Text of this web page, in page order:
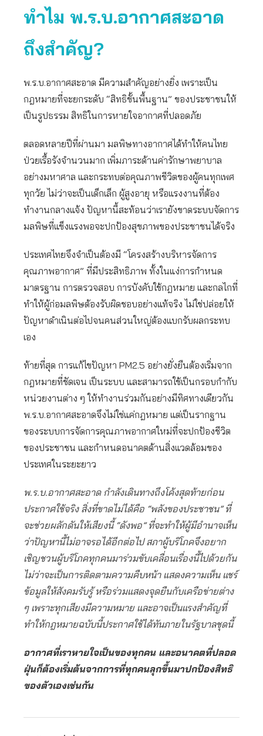
ทำไม พ.ร.บ.อากาศสะอาด
ถึงสำคัญ?
พ.ร.บ.อากาศสะอาด มีความสำคัญอย่างยิ่ง เพราะเป็น
กฎหมายที่จะยกระดับ “สิทธิขั้นพื้นฐาน” ของประชาชนให้
เป็นรูปธรรม สิทธิในการหายใจอากาศที่ปลอดภัย
ตลอดหลายปีที่ผ่านมา มลพิษทางอากาศได้ทำให้คนไทย
ป่วยเรื้อรังจำนวนมาก เพิ่มภาระด้านค่ารักษาพยาบาล
อย่างมหาศาล และกระทบต่อคุณภาพชีวิตของผู้คนทุกเพศ
ทุกวัย ไม่ว่าจะเป็นเด็กเล็ก ผู้สูงอายุ หรือแรงงานที่ต้อง
ทำงานกลางแจ้ง ปัญหานี้สะท้อนว่าเรายังขาดระบบจัดการ
มลพิษที่แข็งแรงพอจะปกป้องสุขภาพของประชาชนได้จริง
ประเทศไทยจึงจำเป็นต้องมี “โครงสร้างบริหารจัดการ
คุณภาพอากาศ” ที่มีประสิทธิภาพ ทั้งในแง่การกำหนด
มาตรฐาน การตรวจสอบ การบังคับใช้กฎหมาย และกลไกที่
ทำให้ผู้ก่อมลพิษต้องรับผิดชอบอย่างแท้จริง ไม่ใช่ปล่อยให้
ปัญหาดำเนินต่อไปจนคนส่วนใหญ่ต้องแบกรับผลกระทบ
เอง
ท้ายที่สุด การแก้ไขปัญหา PM2.5 อย่างยั่งยืนต้องเริ่มจาก
กฎหมายที่ชัดเจน เป็นระบบ และสามารถใช้เป็นกรอบกำกับ
หน่วยงานต่าง ๆ ให้ทำงานร่วมกันอย่างมีทิศทางเดียวกัน
พ.ร.บ.อากาศสะอาดจึงไม่ใช่แค่กฎหมาย แต่เป็นรากฐาน
ของระบบการจัดการคุณภาพอากาศใหม่ที่จะปกป้องชีวิต
ของประชาชน และกำหนดอนาคตด้านสิ่งแวดล้อมของ
ประเทศในระยะยาว
พ.ร.บ.อากาศสะอาด กำลังเดินทางถึงโค้งสุดท้ายก่อน
ประกาศใช้จริง สิ่งที่ขาดไม่ได้คือ “พลังของประชาชน” ที่
จะช่วยผลักดันให้เสียงนี้ “ดังพอ” ที่จะทำให้ผู้มีอำนาจเห็น
ว่าปัญหานี้ไม่อาจรอได้อีกต่อไป สภาผู้บริโภคจึงอยาก
เชิญชวนผู้บริโภคทุกคนมาร่วมขับเคลื่อนเรื่องนี้ไปด้วยกัน
ไม่ว่าจะเป็นการติดตามความคืบหน้า แสดงความเห็น แชร์
ข้อมูลให้สังคมรับรู้ หรือร่วมแสดงจุดยืนกับเครือข่ายต่าง
ๆ เพราะทุกเสียงมีความหมาย และอาจเป็นแรงสำคัญที่
ทำให้กฎหมายฉบับนี้ประกาศใช้ได้ทันภายในรัฐบาลชุดนี้
อากาศที่เราหายใจเป็นของทุกคน และอนาคตที่ปลอด
ฝุ่นก็ต้องเริ่มต้นจากการที่ทุกคนลุกขึ้นมาปกป้องสิทธิ
ของตัวเองเช่นกัน